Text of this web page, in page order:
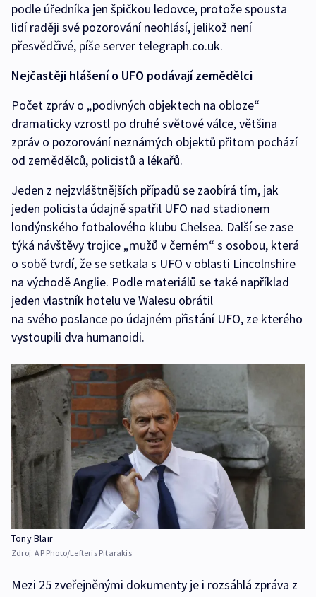
podle úředníka jen špičkou ledovce, protože spousta
lidí raději své pozorování neohlásí, jelikož není
přesvědčivé, píše server telegraph.co.uk.
Nejčastěji hlášení o UFO podávají zemědělci
Počet zpráv o „podivných objektech na obloze“
dramaticky vzrostl po druhé světové válce, většina
zpráv o pozorování neznámých objektů přitom pochází
od zemědělců, policistů a lékařů.
Jeden z nejzvláštnějších případů se zaobírá tím, jak
jeden policista údajně spatřil UFO nad stadionem
londýnského fotbalového klubu Chelsea. Další se zase
týká návštěvy trojice „mužů v černém“ s osobou, která
o sobě tvrdí, že se setkala s UFO v oblasti Lincolnshire
na východě Anglie. Podle materiálů se také například
jeden vlastník hotelu ve Walesu obrátil
na svého poslance po údajném přistání UFO, ze kterého
vystoupili dva humanoidi.
Tony Blair
Zdroj:AP Photo/Lefteris Pitarakis
Mezi 25 zveřejněnými dokumenty je i rozsáhlá zpráva z